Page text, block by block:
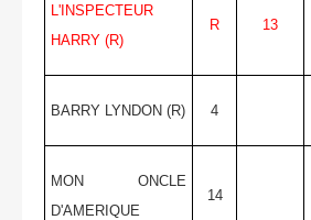
L'INSPECTEUR
HARRY (R)
R 13
BARRY LYNDON (R) 4
MON ONCLE
D'AMERIQUE
14